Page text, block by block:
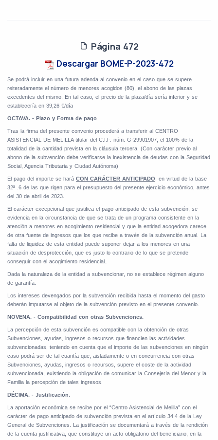
Página 472
Descargar BOME-P-2023-472
Se podrá incluir en una futura adenda al convenio en el caso que se supere
reiteradamente el número de menores acogidos (80), el abono de las plazas
excedentes del mismo. En tal caso, el precio de la plaza/día sería inferior y se
establecería en 39,26 €/día
OCTAVA. - Plazo y Forma de pago
Tras la firma del presente convenio procederá a transferir al CENTRO
ASISTENCIAL DE MELILLA titular del C.I.F. núm. G-29901907, el 100% de la
totalidad de la cantidad prevista en la cláusula tercera. (Con carácter previo al
abono de la subvención debe verificarse la inexistencia de deudas con la Seguridad
Social, Agencia Tributaria y Ciudad Autónoma)
El pago del importe se hará CON CARÁCTER ANTICIPADO , en virtud de la base
32ª .6 de las que rigen para el presupuesto del presente ejercicio económico, antes
del 30 de abril de 2023.
El carácter excepcional que justifica el pago anticipado de esta subvención, se
evidencia en la circunstancia de que se trata de un programa consistente en la
atención a menores en acogimiento residencial y que la entidad acogedora carece
de otra fuente de ingresos que los que recibe a través de la subvención anual. La
falta de liquidez de esta entidad puede suponer dejar a los menores en una
situación de desprotección, que es justo lo contrario de lo que se pretende
conseguir con el acogimiento residencial..
Dada la naturaleza de la entidad a subvencionar, no se establece régimen alguno
de garantía.
Los intereses devengados por la subvención recibida hasta el momento del gasto
deberán imputarse al objeto de la subvención previsto en el presente convenio.
NOVENA. - Compatibilidad con otras Subvenciones.
La percepción de esta subvención es compatible con la obtención de otras
Subvenciones, ayudas, ingresos o recursos que financien las actividades
subvencionadas, teniendo en cuenta que el importe de las subvenciones en ningún
caso podrá ser de tal cuantía que, aisladamente o en concurrencia con otras
Subvenciones, ayudas, ingresos o recursos, supere el coste de la actividad
subvencionada, existiendo la obligación de comunicar la Consejería del Menor y la
Familia la percepción de tales ingresos.
DÉCIMA. - Justificación.
La aportación económica se recibe por el “Centro Asistencial de Melilla” con el
carácter de pago anticipado de subvención prevista en el artículo 34.4 de la Ley
General de Subvenciones. La justificación se documentará a través de la rendición
de la cuenta justificativa, que constituye un acto obligatorio del beneficiario, en la